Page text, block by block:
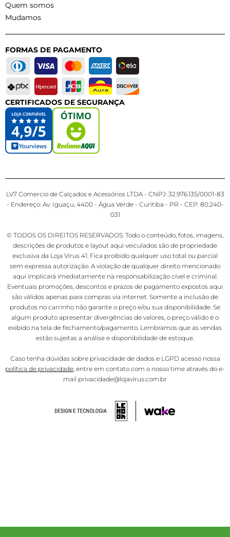
Quem somos
Mudamos
FORMAS DE PAGAMENTO
CERTIFICADOS DE SEGURANÇA
LV7 Comercio de Calçados e Acessórios LTDA - CNPJ: 32.976.135/0001-83
- Endereço: Av. Iguaçu, 4400 - Água Verde - Curitiba - PR - CEP: 80.240-
031
© TODOS OS DIREITOS RESERVADOS. Todo o conteúdo, fotos, imagens,
descrições de produtos e layout aqui veiculados são de propriedade
exclusiva da Loja Virus 41. Fica proibido qualquer uso total ou parcial
sem expressa autorização. A violação de qualquer direito mencionado
aqui implicará imediatamente na responsabilização cível e criminal.
Eventuais promoções, descontos e prazos de pagamento expostos aqui
são válidos apenas para compras via internet. Somente a inclusão de
produtos no carrinho não garante o preço e/ou sua disponibilidade. Se
algum produto apresentar divergências de valores, o preço válido é o
exibido na tela de fechamento/pagamento. Lembramos que as vendas
estão sujeitas a análise e disponibilidade de estoque.
Caso tenha dúvidas sobre privacidade de dados e LGPD acesso nossa
política de privacidade, entre em contato com o nosso time através do e-
mail privacidade@lojavirus.com.br